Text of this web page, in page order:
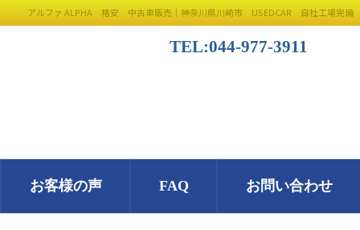
アルファ ALPHA 格安 中古車販売｜神奈川県川崎市 USEDCAR 自社工場完備
TEL:044-977-3911
お客様の声 FAQ お問い合わせ